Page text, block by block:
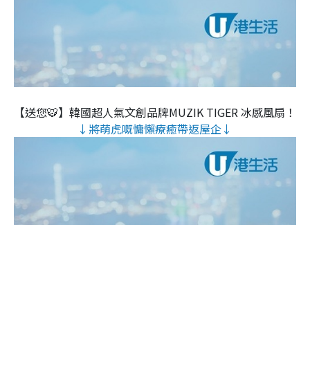
【送您🐯】韓國超人氣文創品牌MUZIK TIGER 冰感風扇！
↓將萌虎嘅慵懶療癒帶返屋企↓